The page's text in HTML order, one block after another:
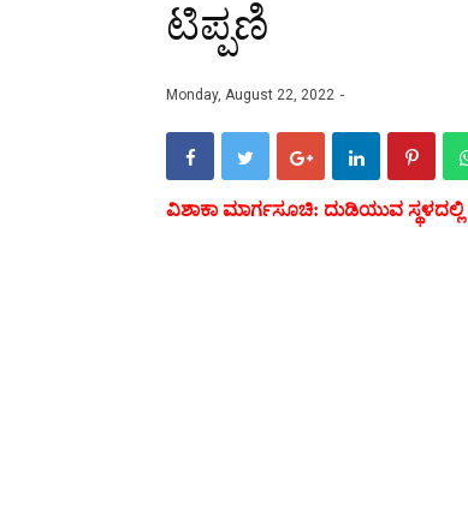
ಟಿಪ್ಪಣಿ
Monday, August 22, 2022
ವಿಶಾಕಾ ಮಾರ್ಗಸೂಚಿ: ದುಡಿಯುವ ಸ್ಥಳದಲ್ಲಿ